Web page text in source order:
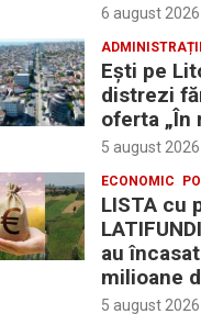
6 august 2026
Eşti pe
distrezi
oferta „În
5 august 2026
ECONOMIC
LISTA cu
au
milioane
5 august 2026